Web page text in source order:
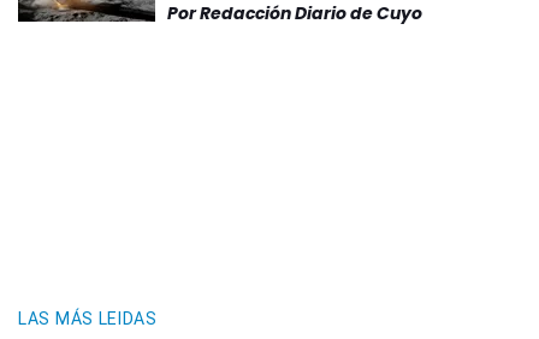
PorRedacción Diario de Cuyo
LAS MÁS LEIDAS